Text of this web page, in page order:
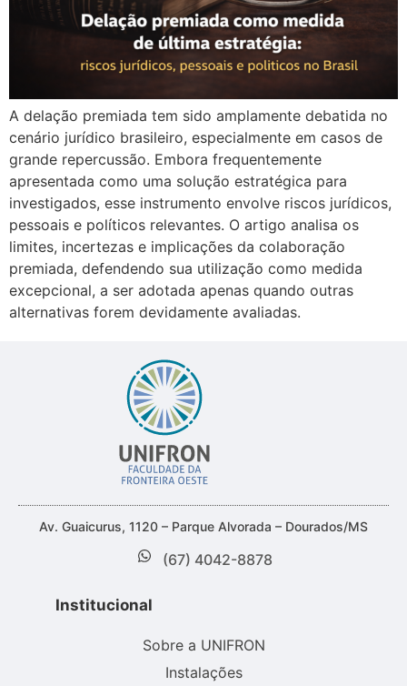
A delação premiada tem sido amplamente debatida no
cenário jurídico brasileiro, especialmente em casos de
grande repercussão. Embora frequentemente
apresentada como uma solução estratégica para
investigados, esse instrumento envolve riscos jurídicos,
pessoais e políticos relevantes. O artigo analisa os
limites, incertezas e implicações da colaboração
premiada, defendendo sua utilização como medida
excepcional, a ser adotada apenas quando outras
alternativas forem devidamente avaliadas.
Av. Guaicurus, 1120 – Parque Alvorada – Dourados/MS
(67) 4042-8878
Institucional
Sobre a UNIFRON
Instalações